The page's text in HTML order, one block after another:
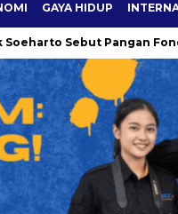
GAYA HIDUP
Sebut Pangan Fondasi